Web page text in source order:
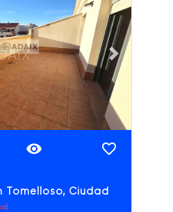
Next slide
Tomelloso, Ciudad